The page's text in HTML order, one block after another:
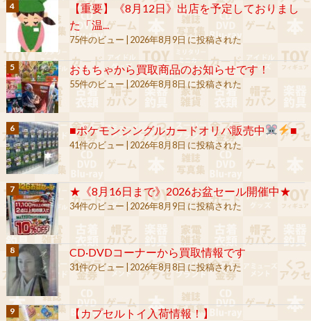
【重要】《8月12日》出店を予定しておりまし
た「温...
75件のビュー 2026年8月9日 に投稿された
おもちゃから買取商品のお知らせです！
55件のビュー 2026年8月8日 に投稿された
■ポケモンシングルカードオリパ販売中 ■
41件のビュー 2026年8月8日 に投稿された
★《8月16日まで》2026お盆セール開催中★
34件のビュー |2026年8月9日 に投稿された
CD·DVDコーナーから買取情報です
31件のビュー 2026年8月8日 に投稿された
【カプセルトイ入荷情報！】